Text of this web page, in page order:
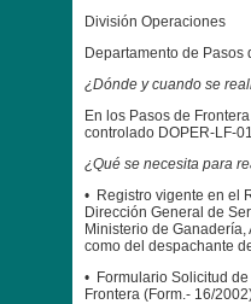
División Operaciones
Departamento de Pasos
¿Dónde y cuando se
En los Pasos de
controlado DOPER-LF-
¿Qué se necesita para
• Registro vigente en el
Dirección General de
Ministerio de
como del despachante
• Formulario Solicitud
Frontera (Form.- 16/